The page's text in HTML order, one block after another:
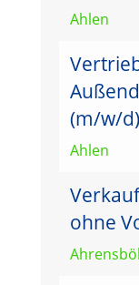
Ahlen
(m/w/d)
Ahlen
ohne